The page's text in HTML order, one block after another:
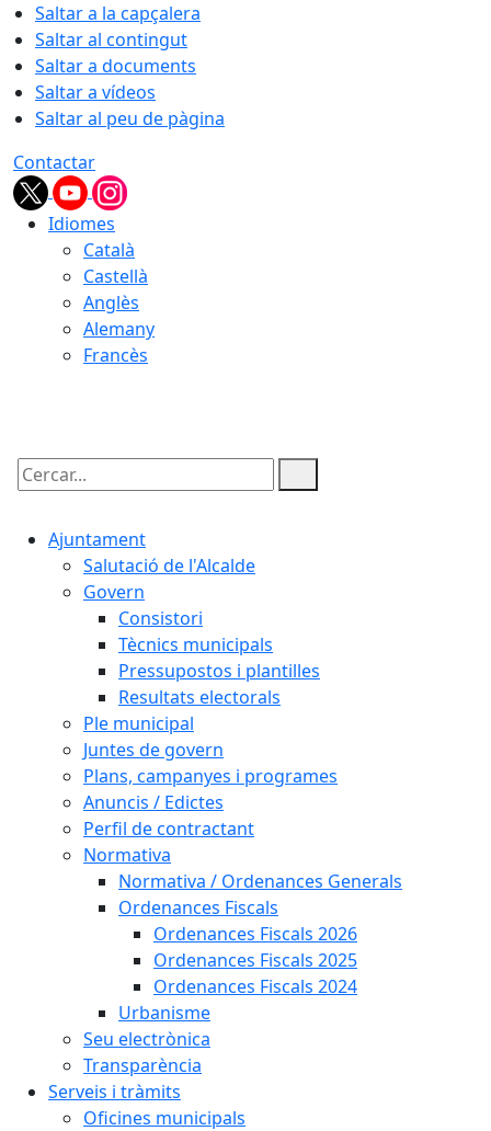
Saltar a la capçalera
Saltar al contingut
Saltar a documents
Saltar a vídeos
Saltar al peu de pàgina
Contactar
Idiomes
Català
Castellà
Anglès
Alemany
Francès
Cercar:
Ajuntament
Salutació de l'Alcalde
Govern
Consistori
Tècnics municipals
Pressupostos i plantilles
Resultats electorals
Ple municipal
Juntes de govern
Plans, campanyes i programes
Anuncis / Edictes
Perfil de contractant
Normativa
Normativa / Ordenances Generals
Ordenances Fiscals
Ordenances Fiscals 2026
Ordenances Fiscals 2025
Ordenances Fiscals 2024
Urbanisme
Seu electrònica
Transparència
Serveis i tràmits
Oficines municipals